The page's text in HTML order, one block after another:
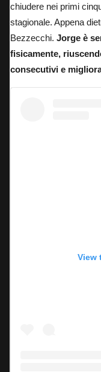
chiudere nei primi
stagionale. Appena
Bezzecchi. Jorge è
fisicamente,
consecutivi e
View